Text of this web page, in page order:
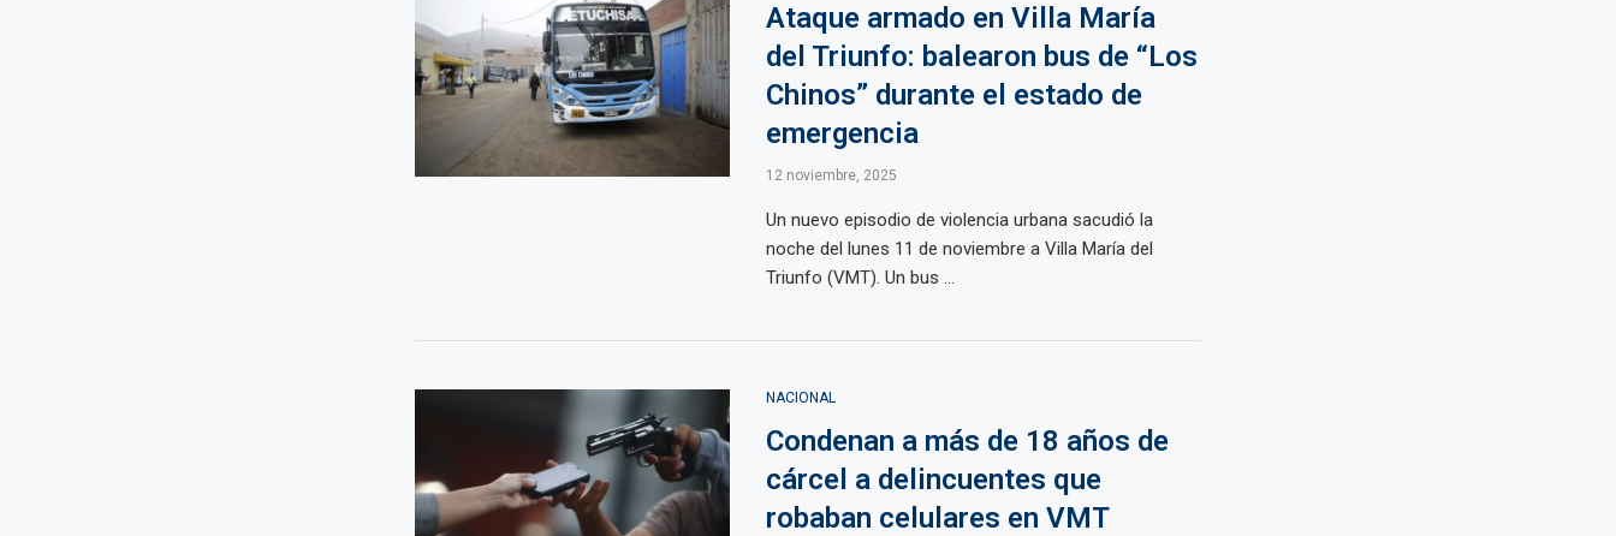
Ataque armado en Villa María
del Triunfo: balearon bus de “Los
Chinos” durante el estado de
emergencia
12 noviembre, 2025
Un nuevo episodio de violencia urbana sacudió la
noche del lunes 11 de noviembre a Villa María del
Triunfo (VMT). Un bus ...
NACIONAL
Condenan a más de 18 años de
cárcel a delincuentes que
robaban celulares en VMT